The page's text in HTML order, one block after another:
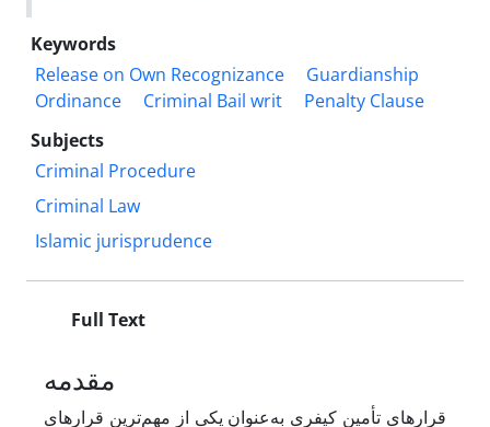
Keywords
Release on Own Recognizance
Guardianship
Ordinance
Criminal Bail writ
Penalty Clause
Subjects
Criminal Procedure
Criminal Law
Islamic jurisprudence
Full Text
مقدمه
قرارهای تأمین کیفری به‌عنوان یکی از مهم‌ترین قرارهای